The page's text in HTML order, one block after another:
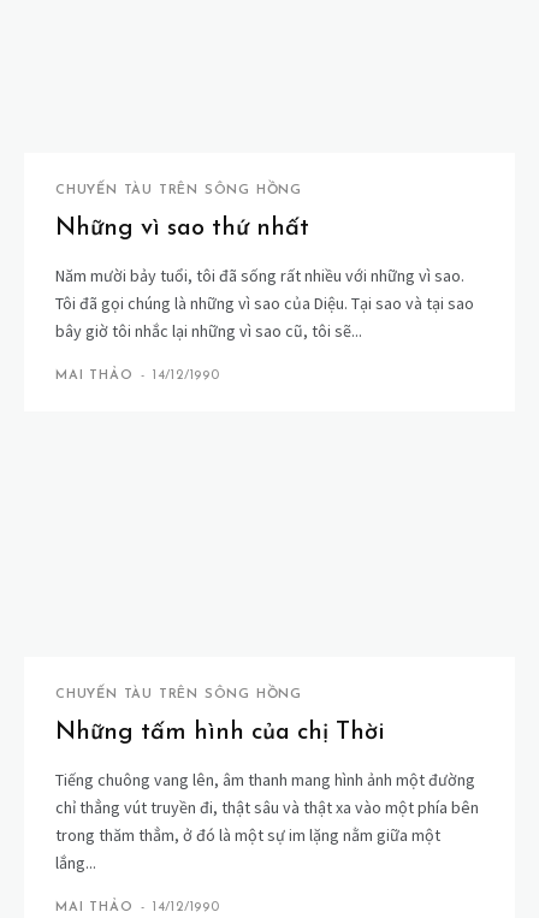
CHUYẾN TÀU TRÊN SÔNG HỒNG
Những vì sao thứ nhất
Năm mười bảy tuổi, tôi đã sống rất nhiều với những vì sao.
Tôi đã gọi chúng là những vì sao của Diệu. Tại sao và tại sao
bây giờ tôi nhắc lại những vì sao cũ, tôi sẽ...
MAI THẢO - 14/12/1990
CHUYẾN TÀU TRÊN SÔNG HỒNG
Những tấm hình của chị Thời
Tiếng chuông vang lên, âm thanh mang hình ảnh một đường
chỉ thẳng vút truyền đi, thật sâu và thật xa vào một phía bên
trong thăm thẳm, ở đó là một sự im lặng nằm giữa một
lắng...
MAI THẢO - 14/12/1990